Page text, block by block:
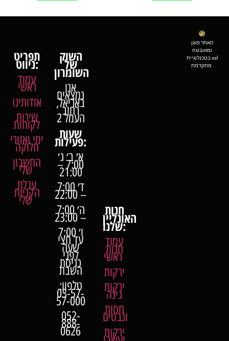
תפריט
ניווט:
עמוד
ראשי
אודותינו
שירות
לקוחות
ימי ואזורי
חלוקה
החשבון
שלי
עגלת
הקניות
שלי
השוק
של
אנו
נמצאים
באריאל,
רחוב
העמל 2
שעותפעילות:
א׳ ב׳ ג׳
7:00 –
21:00
ד׳ 7:00
– 22:00
ה׳ 7:00
– 23:00
ו׳ 7:00
עד חצי
שעה
לפני
כניסת
השבת
טלפון:
03-57-
57-000
052-
888-
0626
חנות
האונליין
שלנו:
עמוד
חנות
ראשי
ירקות
ירקות
גינה
חסות
ונבטים
ירקות
האתר מוגן
ומאובטח
בטכנלוגיית ssl